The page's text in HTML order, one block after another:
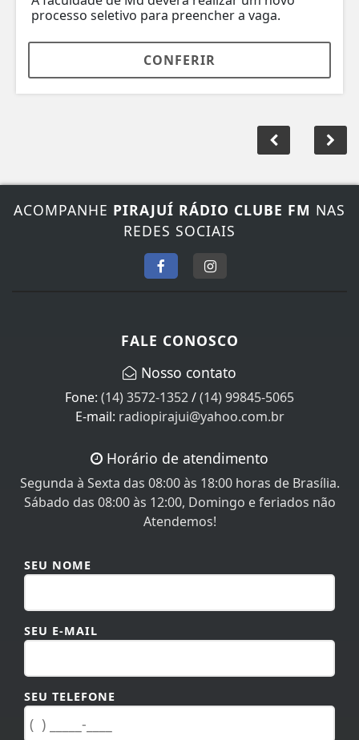
processo seletivo para preencher a vaga.
CONFERIR
ACOMPANHE PIRAJUÍ RÁDIO CLUBE FM NAS
REDES SOCIAIS
FALE CONOSCO
Nosso contato
Fone: (14) 3572-1352/(14) 99845-5065
E-mail: radiopirajui@yahoo.com.br
Horário de atendimento
Segunda à Sexta das 08:00 às 18:00 horas de Brasília.
Sábado das 08:00 às 12:00, Domingo e feriados não
Atendemos!
SEU NOME
SEU E-MAIL
SEU TELEFONE